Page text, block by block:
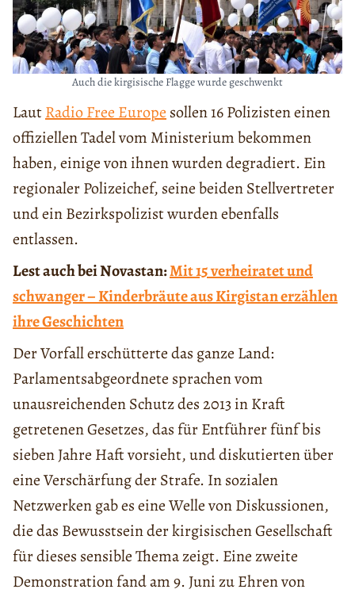
Auch die kirgisische Flagge wurde geschwenkt
LautRadio Free Europe sollen 16 Polizisten einen
offiziellen Tadel vom Ministerium bekommen
haben, einige von ihnen wurden degradiert. Ein
regionaler Polizeichef, seine beiden Stellvertreter
und ein Bezirkspolizist wurden ebenfalls
entlassen.
Lest auch bei Novastan:Mit 15 verheiratet und
schwanger – Kinderbräute aus Kirgistan erzählen
ihre Geschichten
Der Vorfall erschütterte das ganze Land:
Parlamentsabgeordnete sprachen vom
unausreichenden Schutz des 2013 in Kraft
getretenen Gesetzes, das für Entführer fünf bis
sieben Jahre Haft vorsieht, und diskutierten über
eine Verschärfung der Strafe. In sozialen
Netzwerken gab es eine Welle von Diskussionen,
die das Bewusstsein der kirgisischen Gesellschaft
für dieses sensible Thema zeigt. Eine zweite
Demonstration fand am 9. Juni zu Ehren von